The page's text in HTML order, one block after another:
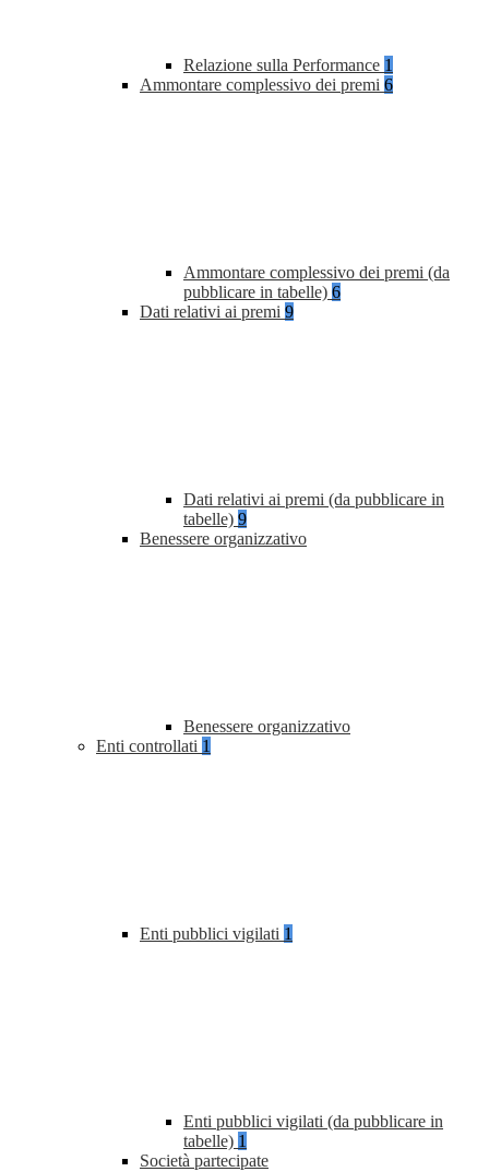
Relazione sulla Performance 1
Ammontare complessivo dei premi 6
Ammontare complessivo dei premi (da
pubblicare in tabelle) 6
Dati relativi ai premi 9
Dati relativi ai premi (da pubblicare in
tabelle) 9
Benessere organizzativo
Benessere organizzativo
Enti controllati 1
Enti pubblici vigilati 1
Enti pubblici vigilati (da pubblicare in
tabelle) 1
Società partecipate